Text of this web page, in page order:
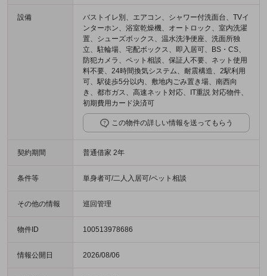
設備
バストイレ別、エアコン、シャワー付洗面台、TVイ
ンターホン、浴室乾燥機、オートロック、室内洗濯
置、シューズボックス、温水洗浄便座、洗面所独
立、駐輪場、宅配ボックス、即入居可、BS・CS、
防犯カメラ、ペット相談、保証人不要、ネット使用
料不要、24時間換気システム、耐震構造、2駅利用
可、駅徒歩5分以内、敷地内ごみ置き場、南西向
き、都市ガス、高速ネット対応、IT重説 対応物件、
初期費用カード決済可
この物件の詳しい情報を送ってもらう
契約期間 普通借家 2年
条件等 単身者可/二人入居可/ペット相談
その他の情報 巡回管理
物件ID 100513978686
情報公開日 2026/08/06